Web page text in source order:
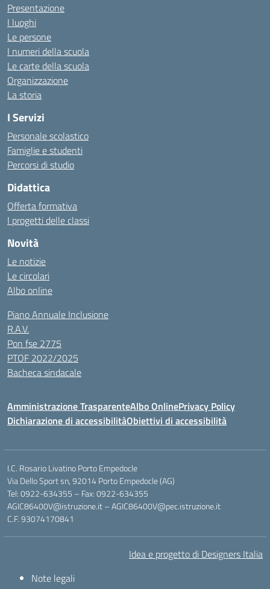
Presentazione
I luoghi
Le persone
I numeri della scuola
Le carte della scuola
Organizzazione
La storia
I Servizi
Personale scolastico
Famiglie e studenti
Percorsi di studio
Didattica
Offerta formativa
I progetti delle classi
Novità
Le notizie
Le circolari
Albo online
Piano Annuale Inclusione
R.A.V.
Pon fse 2775
PTOF 2022/2025
Bacheca sindacale
Amministrazione TrasparenteAlbo OnlinePrivacy Policy
Dichiarazione di accessibilitàObiettivi di accessibilità
I.C. Rosario Livatino Porto Empedocle
Via Dello Sport sn, 92014 Porto Empedocle (AG)
Tel: 0922-634355 – Fax: 0922-634355
AGIC86400V@istruzione.it–AGIC86400V@pec.istruzione.it
C.F. 93074170841
Idea e progetto di Designers Italia
Note legali